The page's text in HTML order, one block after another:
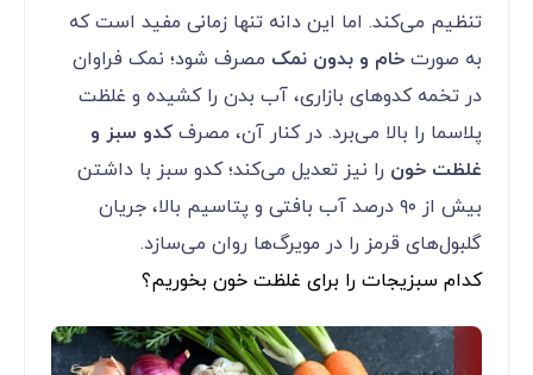
تنظیم می‌کند. اما این دانه تنها زمانی مفید است که
به صورت خام و بدون نمک مصرف شود؛ نمک فراوان
در تخمه کدوهای بازاری، آب بدن را کشیده و غلظت
پلاسما را بالا می‌برد. در کنار آن، مصرف کدو سبز و
غلظت خون را نیز تعدیل می‌کند؛ کدو سبز با داشتن
بیش از ۹۰ درصد آب بافتی و پتاسیم بالا، جریان
گلبول‌های قرمز را در مویرگ‌ها روان می‌سازد.
کدام سبزیجات را برای غلظت خون بخوریم؟